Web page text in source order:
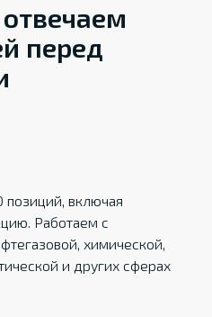
перед
позиций, включая
Работаем с
химической,
и других сферах